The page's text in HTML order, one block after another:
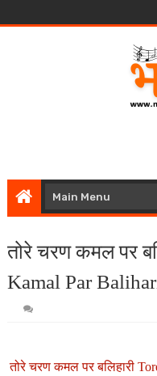
तोरे चरण कमल पर
Kamal Par
तोरे चरण कमल पर बलिहारी